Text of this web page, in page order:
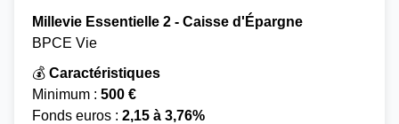
Millevie Essentielle 2 - Caisse d'Épargne
BPCE Vie
💰 Caractéristiques
Minimum : 500 €
Fonds euros : 2,15 à 3,76%